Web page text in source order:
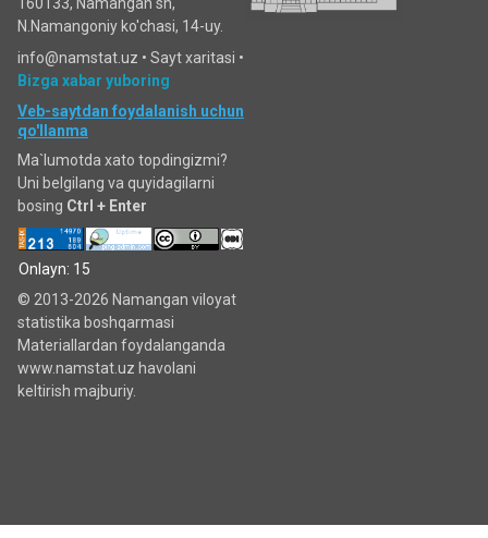
N.Namangoniy ko'chasi, 14-uy.
info@namstat.uz • Sayt xaritasi •
Bizga xabar yuboring
Veb-saytdan foydalanish uchun
qo'llanma
Ma`lumotda xato topdingizmi?
Uni belgilang va quyidagilarni
bosing Ctrl + Enter
Onlayn: 15
© 2013-2026 Namangan viloyat
statistika boshqarmasi
Materiallardan foydalanganda
www.namstat.uz havolani
keltirish majburiy.